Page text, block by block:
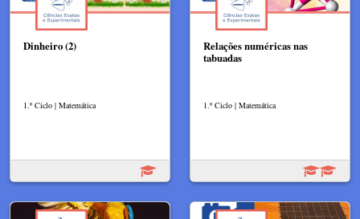
Dinheiro (2)
1.º Ciclo | Matemática
Relações numéricas nas
tabuadas
1.º Ciclo | Matemática